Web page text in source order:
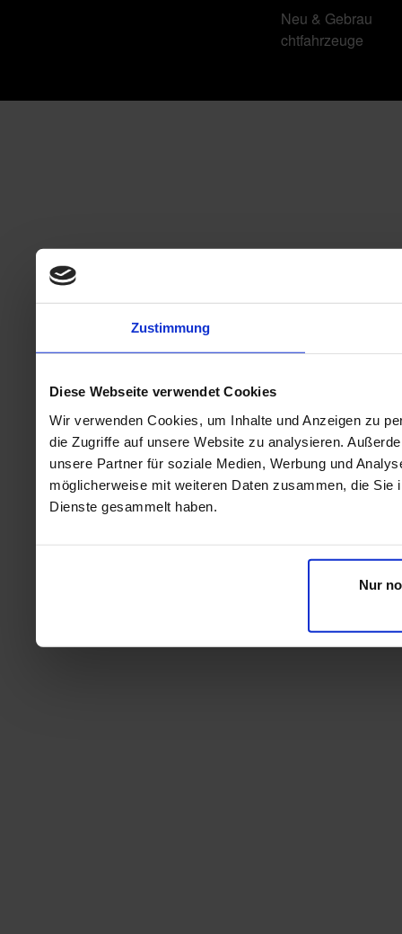
Zustimmung
Diese Webseite verwendet Cookies
Wir verwenden Cookies, um Inhalte und Anzeigen zu
die Zugriffe auf unsere Website zu analysieren.
unsere Partner für soziale Medien, Werbung und
möglicherweise mit weiteren Daten zusammen, die
Dienste gesammelt haben.
Nur
Neu & Gebrau
chtfahrzeuge